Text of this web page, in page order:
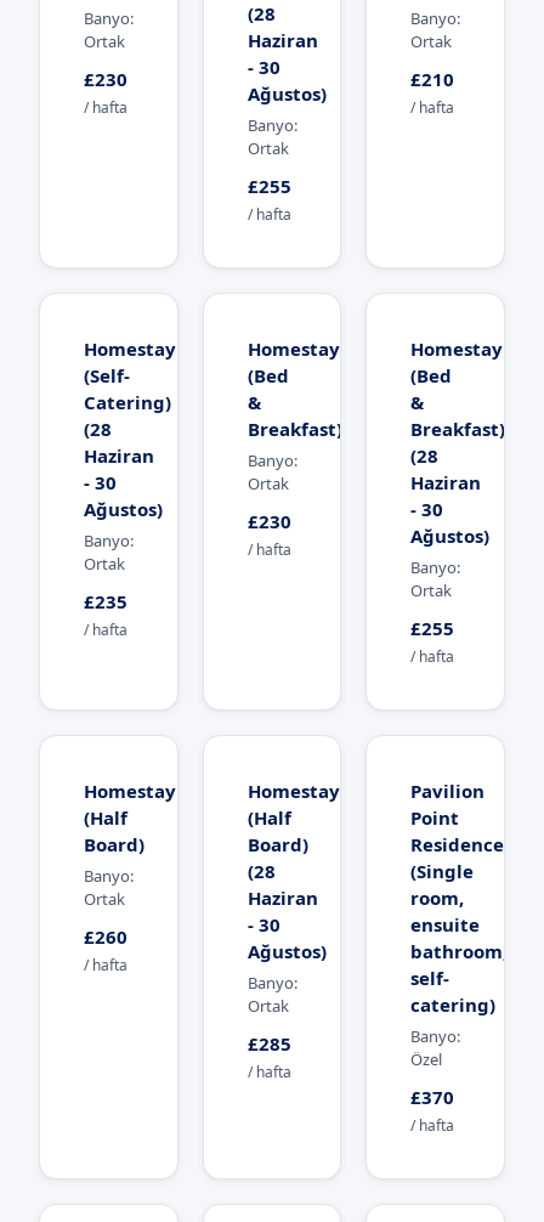
Banyo:
Ortak
£230
/ hafta
(28
Haziran
- 30
Ağustos)
Banyo:
Ortak
£255
/ hafta
Banyo:
Ortak
£210
/ hafta
Homestay
(Self-
Catering)
(28
Haziran
- 30
Ağustos)
Banyo:
Ortak
£235
/ hafta
Homestay
(Bed
&
Breakfast)
Banyo:
Ortak
£230
/ hafta
Homestay
(Bed
&
Breakfast)
(28
Haziran
- 30
Ağustos)
Banyo:
Ortak
£255
/ hafta
Homestay
(Half
Board)
Banyo:
Ortak
£260
/ hafta
Homestay
(Half
Board)
(28
Haziran
- 30
Ağustos)
Banyo:
Ortak
£285
/ hafta
Pavilion
Point
Residence
(Single
room,
ensuite
bathroom,
self-
catering)
Banyo:
Özel
£370
/ hafta